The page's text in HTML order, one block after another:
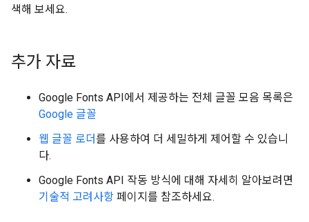
색해 보세요.
추가 자료
Google Fonts API에서 제공하는 전체 글꼴 모음 목록은
Google 글꼴
웹 글꼴 로더를 사용하여 더 세밀하게 제어할 수 있습니
다.
Google Fonts API 작동 방식에 대해 자세히 알아보려면
기술적 고려사항 페이지를 참조하세요.